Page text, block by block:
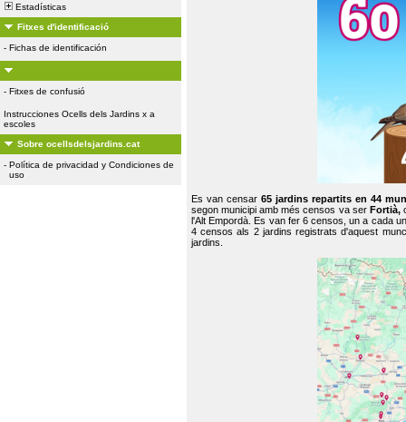
Estadísticas
Fitxes d'identificació
- Fichas de identificación
- Fitxes de confusió
Instrucciones Ocells dels Jardins x a
escoles
Sobre ocellsdelsjardins.cat
- Política de privacidad y Condiciones de
uso
Es van censar65 jardins repartits en 44
segon municipi amb més censos va ser Fortià,
l'Alt Empordà. Es van fer 6 censos, un a cada
4 censos als 2 jardins registrats d'aquest
jardins.